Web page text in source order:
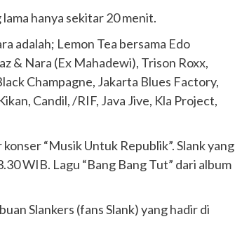
hanya sekitar 20 menit.
adalah; Lemon Tea bersama Edo
& Nara (Ex Mahadewi), Trison Roxx,
Champagne, Jakarta Blues Factory,
Candil, /RIF, Java Jive, Kla Project,
“Musik Untuk Republik”. Slank yang
WIB. Lagu “Bang Bang Tut” dari album
Slankers (fans Slank) yang hadir di